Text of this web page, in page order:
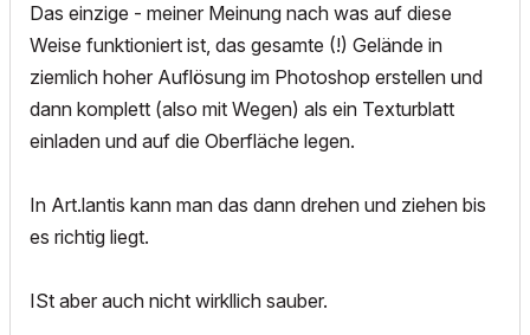
Das einzige - meiner Meinung nach was auf diese
Weise funktioniert ist, das gesamte (!) Gelände in
ziemlich hoher Auflösung im Photoshop erstellen und
dann komplett (also mit Wegen) als ein Texturblatt
einladen und auf die Oberfläche legen.
In Art.lantis kann man das dann drehen und ziehen bis
es richtig liegt.
ISt aber auch nicht wirkllich sauber.